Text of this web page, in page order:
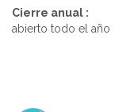
Cierre anual :
abierto todo el año